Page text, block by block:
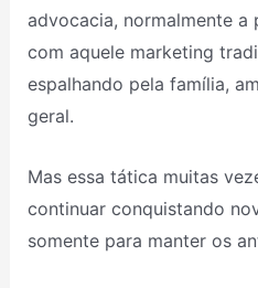
advocacia, normalmente a
com aquele marketing
espalhando pela família,
geral.
Mas essa tática muitas
continuar conquistando
somente para manter os